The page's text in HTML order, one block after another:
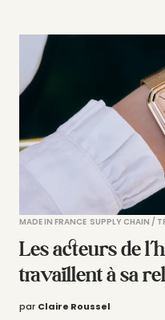
MADE IN FRANCE SUPPLY CHAIN /
Les acteurs de
travaillent à sa
par Claire Roussel